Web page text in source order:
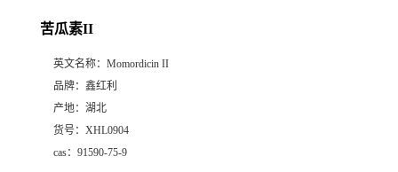
苦瓜素II
英文名称： Momordicin II
品牌： 鑫红利
产地： 湖北
货号： XHL0904
cas： 91590-75-9